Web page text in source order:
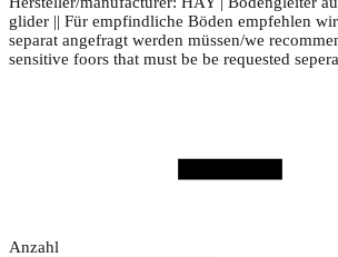
glider || Für empfindliche Böden empfehlen
separat angefragt werden müssen/we
sensitive foors that must be be requested
Anzahl